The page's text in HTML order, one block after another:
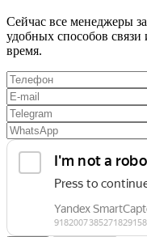
Сейчас все менеджеры
удобных способов
время.